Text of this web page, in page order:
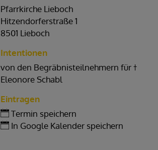
Pfarrkirche Lieboch
Hitzendorferstraße 1
8501 Lieboch
Intentionen
von den Begräbnisteilnehmern für †
Eleonore Schabl
Eintragen
Termin speichern
In Google Kalender speichern